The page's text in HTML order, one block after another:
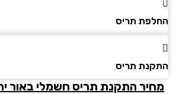
תריס
תריס
התקנת תריס חשמליבאור יהודה